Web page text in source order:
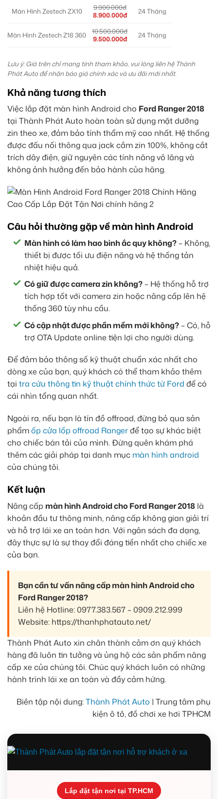
Màn Hình Zestech ZX10
9.900.000đ
8.900.000đ
24 Tháng
Màn Hình Zestech Z18 360
10.500.000đ
9.500.000đ
24 Tháng
Lưu ý: Giá trên chỉ mang tính tham khảo, vui lòng liên hệ Thành
Phát Auto để nhận báo giá chính xác và ưu đãi mới nhất.
Khả năng tương thích
Việc lắp đặt màn hình Android cho Ford Ranger 2018
tại Thành Phát Auto hoàn toàn sử dụng mặt dưỡng
zin theo xe, đảm bảo tính thẩm mỹ cao nhất. Hệ thống
được đấu nối thông qua jack cắm zin 100%, không cắt
trích dây điện, giữ nguyên các tính năng vô lăng và
không ảnh hưởng đến bảo hành của hãng.
Câu hỏi thường gặp về màn hình Android
Màn hình có làm hao bình ắc quy không? – Không,
thiết bị được tối ưu điện năng và hệ thống tản
nhiệt hiệu quả.
Có giữ được camera zin không? – Hệ thống hỗ trợ
tích hợp tốt với camera zin hoặc nâng cấp lên hệ
thống 360 tùy nhu cầu.
Có cập nhật được phần mềm mới không? – Có, hỗ
trợ OTA Update online tiện lợi cho người dùng.
Để đảm bảo thông số kỹ thuật chuẩn xác nhất cho
dòng xe của bạn, quý khách có thể tham khảo thêm
tại tra cứu thông tin kỹ thuật chính thức từ Ford để có
cái nhìn tổng quan nhất.
Ngoài ra, nếu bạn là tín đồ offroad, đừng bỏ qua sản
phẩmốp cửa lốp offroad Rangerđể tạo sự khác biệt
cho chiếc bán tải của mình. Đừng quên khám phá
thêm các giải pháp tại danh mục màn hình android
của chúng tôi.
Kết luận
Nâng cấp màn hình Android cho Ford Ranger 2018 là
khoản đầu tư thông minh, nâng cấp không gian giải trí
và hỗ trợ lái xe an toàn hơn. Với ngân sách đa dạng,
đây thực sự là sự thay đổi đáng tiền nhất cho chiếc xe
của bạn.
Bạn cần tư vấn nâng cấp màn hình Android cho
Ford Ranger 2018?
Liên hệ Hotline: 0977.383.567 – 0909.212.999
Website: https://thanhphatauto.net/
Thành Phát Auto xin chân thành cảm ơn quý khách
hàng đã luôn tin tưởng và ủng hộ các sản phẩm nâng
cấp xe của chúng tôi. Chúc quý khách luôn có những
hành trình lái xe an toàn và đầy cảm hứng.
Biên tập nội dung:Thành Phát Auto | Trung tâm phụ
kiện ô tô, đồ chơi xe hơi TPHCM
Lắp đặt tận nơi tại TP.HCM